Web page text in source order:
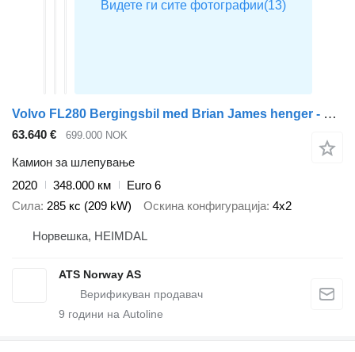
Volvo FL280 Bergingsbil med Brian James henger - Tevor påbygg
63.640 € 699.000 NOK
Камион за шлепување
2020
348.000 км
Euro 6
Сила 285 кс (209 kW) Оскина конфигурација 4x2
Норвешка, HEIMDAL
ATS Norway AS
9 години на Autoline